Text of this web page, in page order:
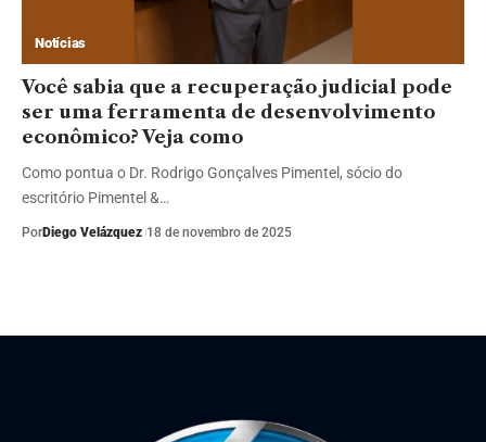
Notícias
Você sabia que a recuperação judicial pode
ser uma ferramenta de desenvolvimento
econômico? Veja como
Como pontua o Dr. Rodrigo Gonçalves Pimentel, sócio do
escritório Pimentel &…
PorDiego Velázquez 18 de novembro de 2025